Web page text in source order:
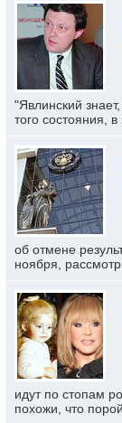
"Явлинский
того состояния,
об отмене
ноября,
идут по стопам
похожи, что